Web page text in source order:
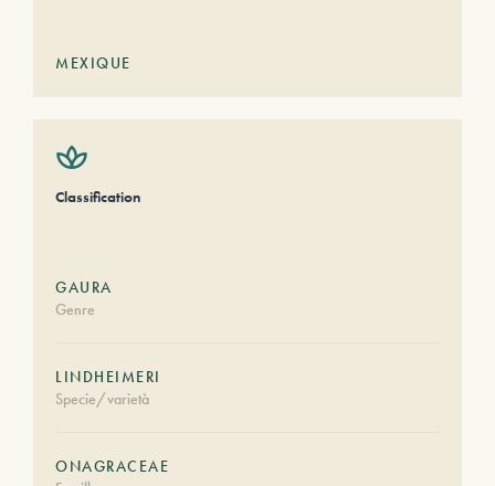
MEXIQUE
Classification
GAURA
Genre
LINDHEIMERI
Specie/varietà
ONAGRACEAE